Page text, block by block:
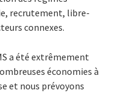
recrutement, libre-
connexes.
a été extrêmement
économies à
et nous prévoyons